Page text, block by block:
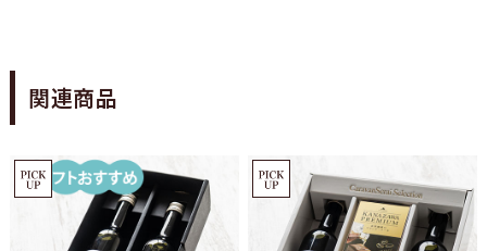
関連商品